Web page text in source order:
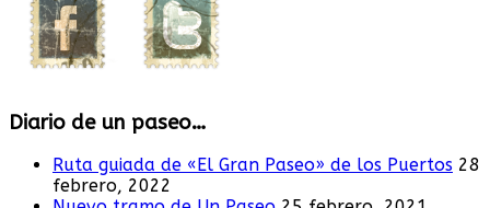
Diario de un paseo…
Ruta guiada de «El Gran Paseo» de los Puertos 28
febrero, 2022